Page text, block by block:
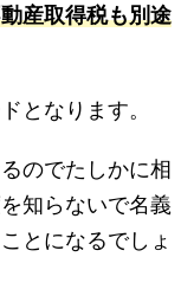
産取得税も別途
となります。
のでたしかに相
知らないで名義
とになるでしょ